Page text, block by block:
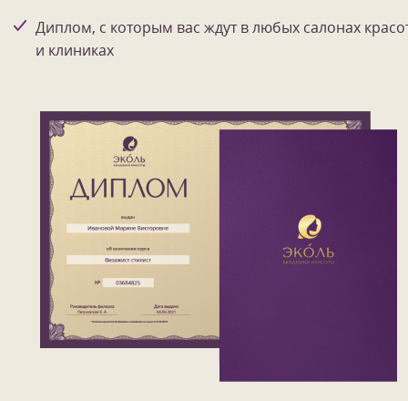
Диплом, с которым вас ждут в любых салонах
и клиниках